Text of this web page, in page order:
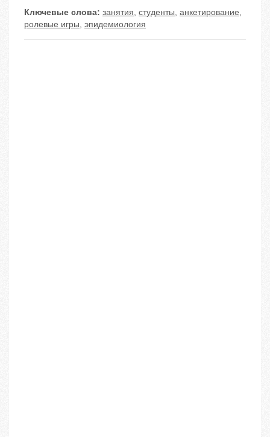
Ключевые слова: занятия, студенты, анкетирование,
ролевые игры, эпидемиология